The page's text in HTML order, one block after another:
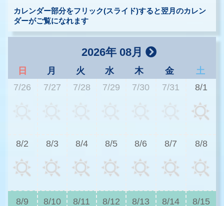
カレンダー部分をフリック(スライド)すると翌月のカレン
ダーがご覧になれます
2026年 08月
日 月 火 水 木 金
土
7/26
7/27 7/28 7/29 7/30 7/31 8/1
8/2 8/3 8/4 8/5 8/6 8/7 8/8
8/9 8/10 8/11 8/12 8/13 8/14 8/15